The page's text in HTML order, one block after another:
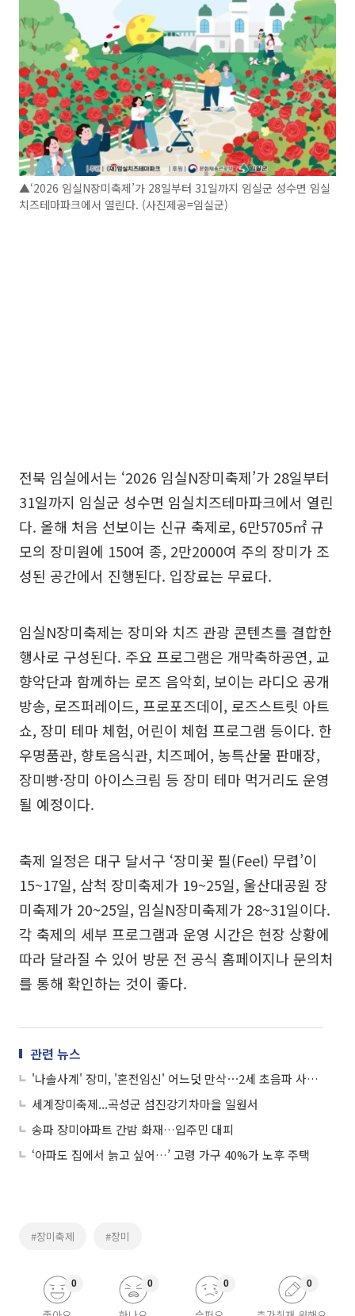
▲‘2026 임실N장미축제’가 28일부터 31일까지 임실군 성수면 임실
치즈테마파크에서 열린다. (사진제공=임실군)
전북 임실에서는 ‘2026 임실N장미축제’가 28일부터
31일까지 임실군 성수면 임실치즈테마파크에서 열린
다. 올해 처음 선보이는 신규 축제로, 6만5705㎡ 규
모의 장미원에 150여 종, 2만2000여 주의 장미가 조
성된 공간에서 진행된다. 입장료는 무료다.
임실N장미축제는 장미와 치즈 관광 콘텐츠를 결합한
행사로 구성된다. 주요 프로그램은 개막축하공연, 교
향악단과 함께하는 로즈 음악회, 보이는 라디오 공개
방송, 로즈퍼레이드, 프로포즈데이, 로즈스트릿 아트
쇼, 장미 테마 체험, 어린이 체험 프로그램 등이다. 한
우명품관, 향토음식관, 치즈페어, 농특산물 판매장,
장미빵·장미 아이스크림 등 장미 테마 먹거리도 운영
될 예정이다.
축제 일정은 대구 달서구 ‘장미꽃 필(Feel) 무렵’이
15~17일, 삼척 장미축제가 19~25일, 울산대공원 장
미축제가 20~25일, 임실N장미축제가 28~31일이다.
각 축제의 세부 프로그램과 운영 시간은 현장 상황에
따라 달라질 수 있어 방문 전 공식 홈페이지나 문의처
를 통해 확인하는 것이 좋다.
관련 뉴스
'나솔사계' 장미, '혼전임신' 어느덧 만삭⋯2세 초음파 사진 공개
세계장미축제...곡성군 섬진강기차마을 일원서
송파 장미아파트 간밤 화재…입주민 대피
‘아파도 집에서 늙고 싶어…’ 고령 가구 40%가 노후 주택
#장미축제 #장미
0 0 0 0